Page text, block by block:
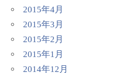
2015年4月
2015年3月
2015年2月
2015年1月
2014年12月